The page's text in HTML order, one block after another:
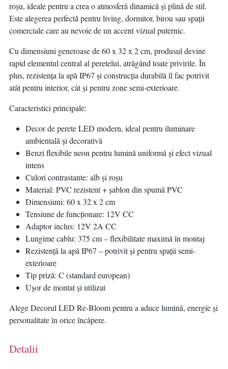
roșu, ideale pentru a crea o atmosferă dinamică și plină de stil.
Este alegerea perfectă pentru living, dormitor, birou sau spații
comerciale care au nevoie de un accent vizual puternic.
Cu dimensiuni generoase de 60 x 32 x 2 cm, produsul devine
rapid elementul central al peretelui, atrăgând toate privirile. În
plus, rezistența la apă IP67 și construcția durabilă îl fac potrivit
atât pentru interior, cât și pentru zone semi-exterioare.
Caracteristici principale:
Decor de perete LED modern, ideal pentru iluminare
ambientală și decorativă
Benzi flexibile neon pentru lumină uniformă și efect vizual
intens
Culori contrastante: alb și roșu
Material: PVC rezistent + șablon din spumă PVC
Dimensiuni: 60 x 32 x 2 cm
Tensiune de funcționare: 12V CC
Adaptor inclus: 12V 2A CC
Lungime cablu: 375 cm – flexibilitate maximă în montaj
Rezistență la apă IP67 – potrivit și pentru spații semi-
exterioare
Tip priză: C (standard european)
Ușor de montat și utilizat
Alege Decorul LED Re-Bloom pentru a aduce lumină, energie și
personalitate în orice încăpere.
Detalii